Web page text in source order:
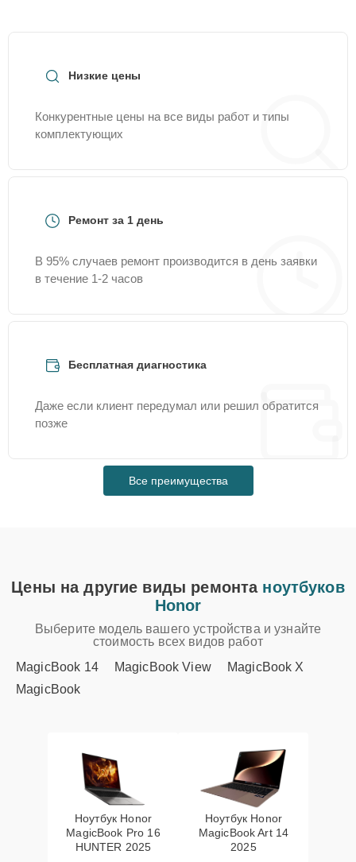
Низкие цены
Конкурентные цены на все виды работ и типы
комплектующих
Ремонт за 1 день
В 95% случаев ремонт производится в день заявки
в течение 1-2 часов
Бесплатная диагностика
Даже если клиент передумал или решил обратится
позже
Все преимущества
Цены на другие виды ремонта ноутбуков
Honor
Выберите модель вашего устройства и узнайте
стоимость всех видов работ
MagicBook 14
MagicBook View
MagicBook X
MagicBook
Ноутбук Honor
MagicBook Pro 16
HUNTER 2025
Ноутбук Honor
MagicBook Art 14
2025